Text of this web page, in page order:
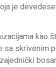
je
kao
sa skrivenim